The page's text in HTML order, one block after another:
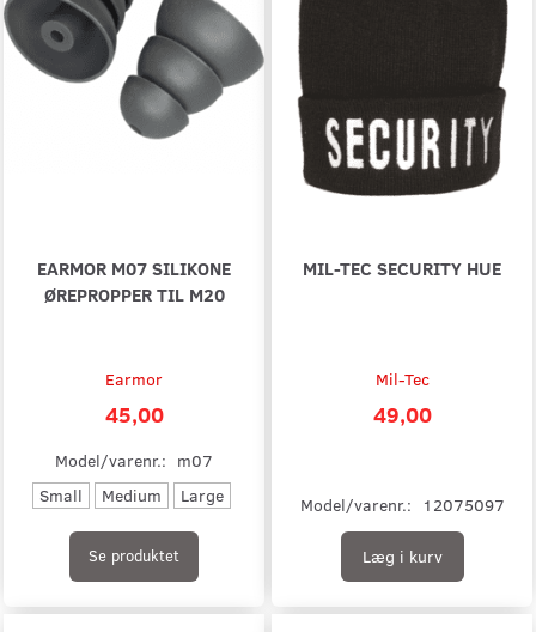
EARMOR M07 SILIKONE
ØREPROPPER TIL M20
Earmor
45,00
Model/varenr.: m07
Small
Medium Large
Se produktet
MIL-TEC SECURITY HUE
Mil-Tec
49,00
Model/varenr.: 12075097
Læg i kurv